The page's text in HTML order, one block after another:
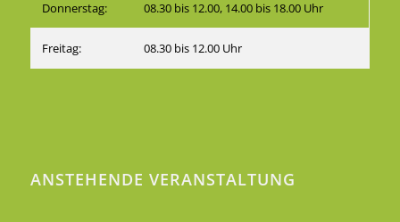
Donnerstag: 08.30 bis 12.00, 14.00 bis 18.00 Uhr
Freitag: 08.30 bis 12.00 Uhr
ANSTEHENDE VERANSTALTUNG